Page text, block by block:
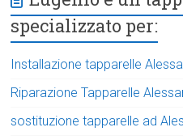
specializzato per:
Installazione tapparelle
Riparazione Tapparelle
sostituzione tapparelle ad